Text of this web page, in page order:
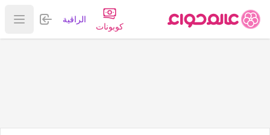
كوبونات
الراقية تسجيل
عرض